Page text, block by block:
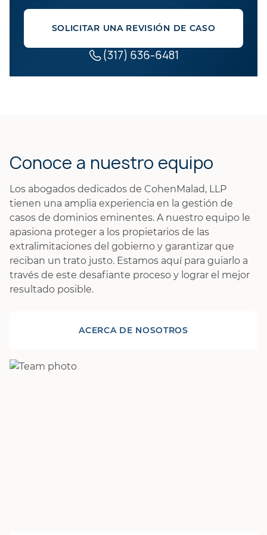
SOLICITAR UNA REVISIÓN DE CASO
(317) 636-6481
Conoce a nuestro equipo
Los abogados dedicados de CohenMalad, LLP
tienen una amplia experiencia en la gestión de
casos de dominios eminentes. A nuestro equipo le
apasiona proteger a los propietarios de las
extralimitaciones del gobierno y garantizar que
reciban un trato justo. Estamos aquí para guiarlo a
través de este desafiante proceso y lograr el mejor
resultado posible.
ACERCA DE NOSOTROS